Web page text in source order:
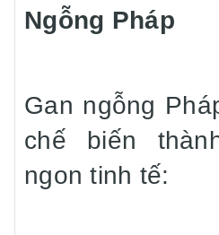
Ngỗng Pháp
Gan ngỗng
chế biến
ngon tinh tế: